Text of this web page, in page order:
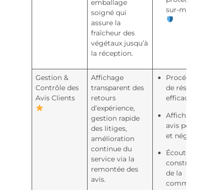
emballage
soigné qui
assure la
fraîcheur des
végétaux jusqu’à
la réception.
sur-mesure
Gestion &
Contrôle des
Avis Clients
Affichage
transparent des
retours
d’expérience,
gestion rapide
des litiges,
amélioration
continue du
service via la
remontée des
avis.
Procédures
de résolution
efficaces
Affichage des
avis positifs
et négatifs
Écoute
constructive
de la
communauté